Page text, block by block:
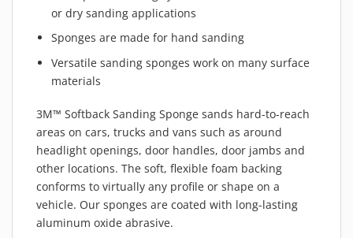
or dry sanding applications
Sponges are made for hand sanding
Versatile sanding sponges work on many surface
materials
3M™ Softback Sanding Sponge sands hard-to-reach
areas on cars, trucks and vans such as around
headlight openings, door handles, door jambs and
other locations. The soft, flexible foam backing
conforms to virtually any profile or shape on a
vehicle. Our sponges are coated with long-lasting
aluminum oxide abrasive.